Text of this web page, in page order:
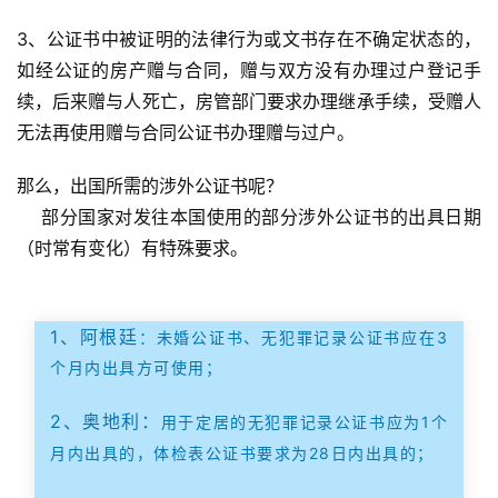
3、公证书中被证明的法律行为或文书存在不确定状态的，
如经公证的房产赠与合同，赠与双方没有办理过户登记手
续，后来赠与人死亡，房管部门要求办理继承手续，受赠人
无法再使用赠与合同公证书办理赠与过户。
那么，出国所需的涉外公证书呢？
部分国家对发往本国使用的部分涉外公证书的出具日期
（时常有变化）有特殊要求。
1、阿根廷 ： 未婚公证书、无犯罪记录公证书应在3
个月内出具方可使用；
2、奥地利：
用于定居的无犯罪记录公证书应为1个
月内出具的，体检表公证书要求为28日内出具的；